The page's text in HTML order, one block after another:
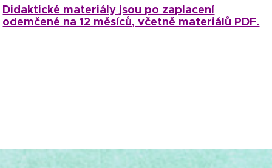
Didaktické materiály jsou po zaplacení
odemčené na 12 měsíců, včetně materiálů PDF.